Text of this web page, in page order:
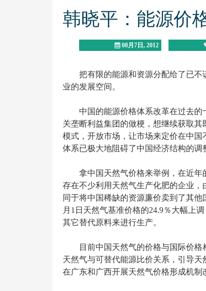
韩晓平：能源价
08月7日, 2012
把有限的能源和资源分配给了已
业的发展空间。
中国的能源价格体系改革在过去
关垄断利益集团的做梗，想继续获取
模式，开放市场，让市场来定价在中
体系已极大地阻碍了中国经济结构的调
拿中国天然气价格来举例，在近
存在不少利用天然气生产化肥的企业
同于将中国稀缺的资源廉价卖到了其
月1日天然气基准价格的24.9％大幅上
其它替代原料来进行生产。
目前中国天然气的价格与国际价
天然气与可替代能源比价关系，引导
在广东和广西开展天然气价格形成机制